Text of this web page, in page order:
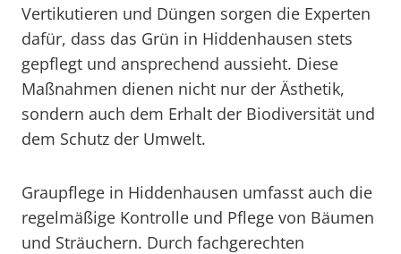
Vertikutieren und Düngen sorgen die Experten
dafür, dass das Grün in Hiddenhausen stets
gepflegt und ansprechend aussieht. Diese
Maßnahmen dienen nicht nur der Ästhetik,
sondern auch dem Erhalt der Biodiversität und
dem Schutz der Umwelt.
Graupflege in Hiddenhausen umfasst auch die
regelmäßige Kontrolle und Pflege von Bäumen
und Sträuchern. Durch fachgerechten